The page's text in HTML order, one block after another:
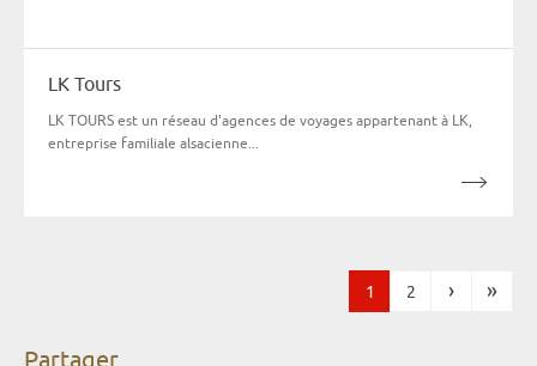
LK Tours
LK TOURS est un réseau d'agences de voyages appartenant à LK,
entreprise familiale alsacienne...
1 2 › »
Partager